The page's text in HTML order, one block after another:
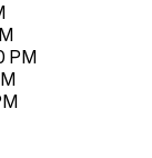
PM